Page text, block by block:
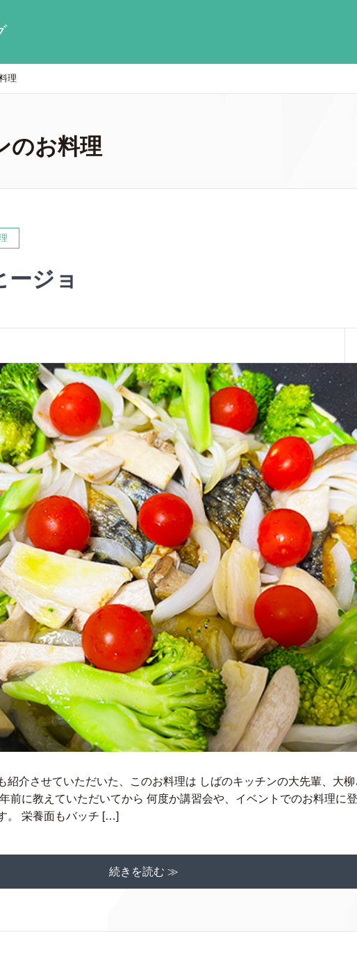
理
のお料理
ージョ
紹介させていただいた、このお料理は しばのキッチンの大先輩、大
前に教えていただいてから 何度か講習会や、イベントでのお料理に
。 栄養面もバッチ […]
続きを読む ≫